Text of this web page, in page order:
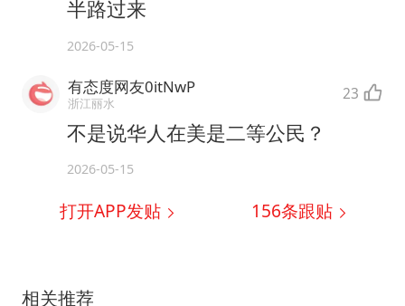
半路过来
2026-05-15
有态度网友0itNwP
浙江丽水 23
不是说华人在美是二等公民？
2026-05-15
打开APP发贴 156条跟贴
相关推荐